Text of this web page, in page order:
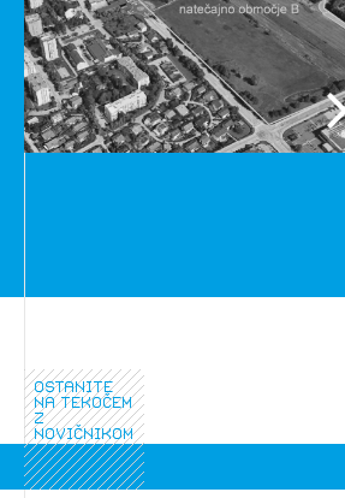
ostanite
na tekočem
z
novičnikom